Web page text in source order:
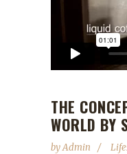
THE
WORLD BY
byAdmin